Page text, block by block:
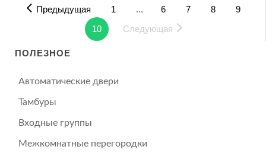
Предыдущая 1 ... 6 7 8
9
10
Следующая
ПОЛЕЗНОЕ
Автоматические двери
Тамбуры
Входные группы
Межкомнатные перегородки